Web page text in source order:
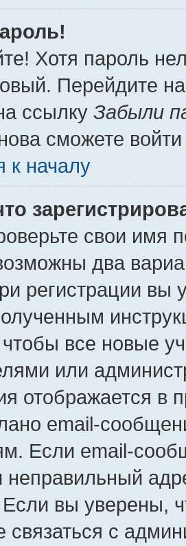
Хотя пароль
Перейдите
ссылку Забыли
сможете
к началу
свои имя
два
регистрации вы
чтобы все новые
или
отображается в
email-
Если email-
неправильный
вы уверены,
связаться с